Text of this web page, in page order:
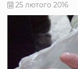
25 лютого 2016